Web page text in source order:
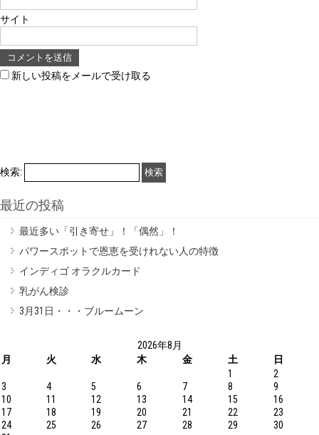
サイト
新しい投稿をメールで受け取る
検索:
最近の投稿
最近多い「引き寄せ」！「偶然」！
パワースポットで恩恵を受けれない人の特徴
インディゴ オラクルカード
乳がん検診
3月31日・・・ブルームーン
2026年8月
月
火 水 木 金 土 日
1
2
3
4 5 6 7 8
9
10
11 12 13 14 15
16
17
18 19 20 21 22
23
24
25 26 27 28 29
30